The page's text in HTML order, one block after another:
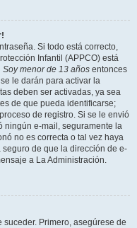
Si todo está correcto,
Infantil (APPCO) está
Soy menor de 13 años entonces
le darán para activar la
deben ser activadas, ya sea
de que pueda identificarse;
de registro. Si se le envió
ningún e-mail, seguramente la
no es correcta o tal vez haya
de que la dirección de e-
a La Administración.
Primero, asegúrese de